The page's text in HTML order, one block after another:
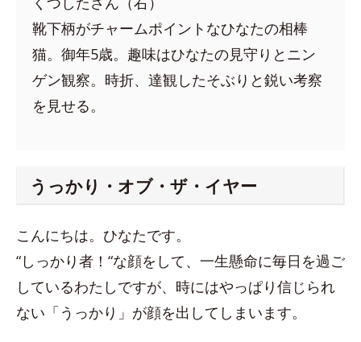
靴下柄がチャームポイントなひなたの相棒
猫。御年5歳。趣味はひなたの見守りとニン
ゲン観察。時折、達観したそぶりと鋭い考察
を見せる。
うっかり・オブ・ザ・イヤー
こんにちは。ひなたです。
“しっかり者！“な顔をして、一生懸命に毎日を過ご
しているわたしですが、時にはやっぱり信じられ
ない「うっかり」が顔を出してしまいます。